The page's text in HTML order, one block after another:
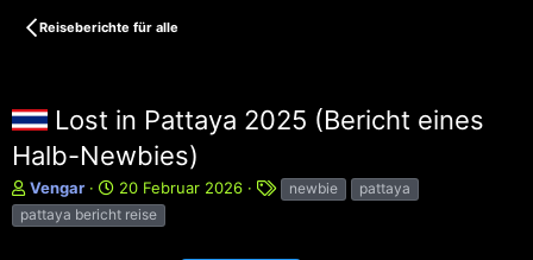
Reiseberichte für alle
Lost in Pattaya 2025 (Bericht eines
Halb-Newbies)
E
r
s
Vengar
E
r
s
20 Februar 2026
S newbie
pattaya
pattaya bericht reise